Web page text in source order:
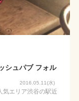
シュパブ フォル
気エリア渋谷の駅近
2016.05.11(水)